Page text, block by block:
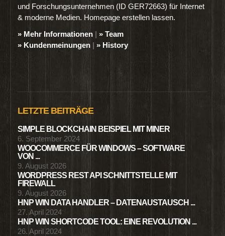
und Forschungsunternehmen (ID GER72663) für Internet
& moderne Medien. Homepage erstellen lassen.
» Mehr Informationen | » Team
» Kundenmeinungen | » History
LETZTE BEITRÄGE
SIMPLE BLOCKCHAIN BEISPIEL MIT MINER
6. September 2024
WOOCOMMERCE FÜR WINDOWS – SOFTWARE
VON ...
9. August 2026
WORDPRESS REST API SCHNITTSTELLE MIT
FIREWALL
9. August 2026
HNP WIN DATA HANDLER – DATENAUSTAUSCH ...
27. April 2024
HNP WIN SHORTCODE TOOL: EINE REVOLUTION ...
26. April 2024